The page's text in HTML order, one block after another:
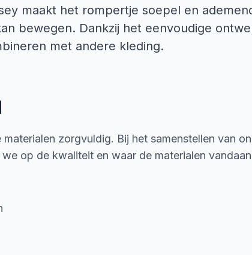
maakt het rompertje soepel en
bewegen. Dankzij het eenvoudige
met andere kleding.
materialen zorgvuldig. Bij het samenstellen van
op de kwaliteit en waar de materialen vandaan